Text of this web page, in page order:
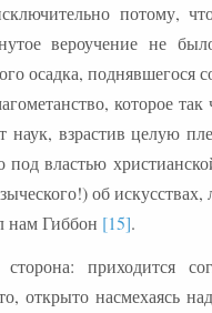
потому,
вероучение не
осадка, поднявшегося
которое
взрастив целую
властью
об
нам Гиббон [15].
приходится
открыто насмехаясь